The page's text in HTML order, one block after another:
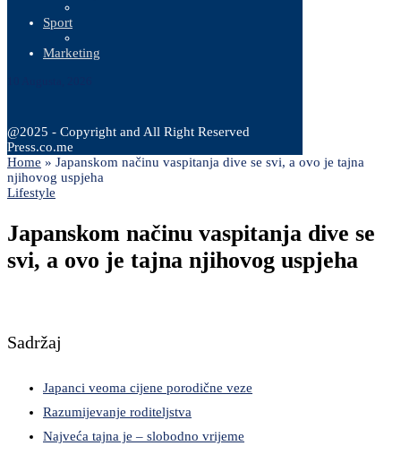
Sport
Marketing
@2025 - Copyright and All Right Reserved
Press.co.me
Home » Japanskom načinu vaspitanja dive se svi, a ovo je tajna
njihovog uspjeha
Lifestyle
Japanskom načinu vaspitanja dive se
svi, a ovo je tajna njihovog uspjeha
Sadržaj
Japanci veoma cijene porodične veze
Razumijevanje roditeljstva
Najveća tajna je – slobodno vrijeme